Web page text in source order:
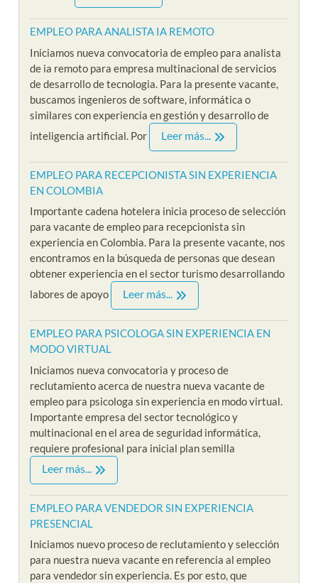
EMPLEO PARA ANALISTA IA REMOTO
Iniciamos nueva convocatoria de empleo para analista
de ia remoto para empresa multinacional de servicios
de desarrollo de tecnologia. Para la presente vacante,
buscamos ingenieros de software, informática o
similares con experiencia en gestión y desarrollo de
inteligencia artificial. Por
Leer más...
EMPLEO PARA RECEPCIONISTA SIN EXPERIENCIA
EN COLOMBIA
Importante cadena hotelera inicia proceso de selección
para vacante de empleo para recepcionista sin
experiencia en Colombia. Para la presente vacante, nos
encontramos en la búsqueda de personas que desean
obtener experiencia en el sector turismo desarrollando
labores de apoyo
Leer más...
EMPLEO PARA PSICOLOGA SIN EXPERIENCIA EN
MODO VIRTUAL
Iniciamos nueva convocatoria y proceso de
reclutamiento acerca de nuestra nueva vacante de
empleo para psicologa sin experiencia en modo virtual.
Importante empresa del sector tecnológico y
multinacional en el area de seguridad informática,
requiere profesional para inicial plan semilla
Leer más...
EMPLEO PARA VENDEDOR SIN EXPERIENCIA
PRESENCIAL
Iniciamos nuevo proceso de reclutamiento y selección
para nuestra nueva vacante en referencia al empleo
para vendedor sin experiencia. Es por esto, que